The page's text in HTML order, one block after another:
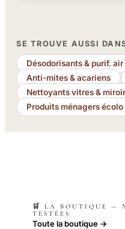
SE TROUVE AUSSI
Désodorisants & purif. air
Anti-mites & acariens
Nettoyants vitres &
Produits ménagers écolo
🛒 LA BOUTIQUE —
TESTÉES
Toute la boutique →